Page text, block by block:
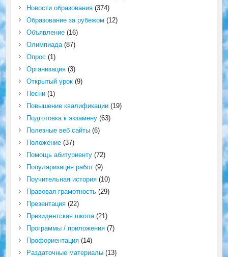
Новости образования(374)
Образование за рубежом (12)
Объявление(16)
Олимпиада(87)
Опрос (1)
Организация(3)
Открытый урок(9)
Песни(1)
Повышение квалификации(19)
Подготовка к экзамену(63)
Полезные веб сайты(6)
Положение(37)
Помощь абитуриенту(72)
Популяризация работ(9)
Поучительная история(10)
Правовая грамотность(29)
Презентация(22)
Президентская школа(21)
Программы / приложения(7)
Профориентация(14)
Раздаточные материалы(13)